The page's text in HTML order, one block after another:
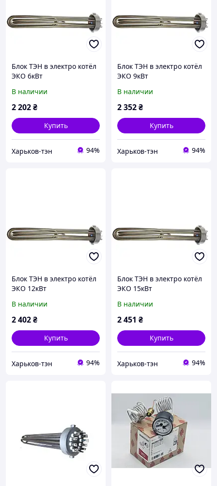
Блок ТЭН в электро котёл
ЭКО 6кВт
В наличии
2 202₴
Купить
Харьков-тэн 94%
Блок ТЭН в электро котёл
ЭКО 9кВт
В наличии
2 352₴
Купить
Харьков-тэн 94%
Блок ТЭН в электро котёл
ЭКО 12кВт
В наличии
2 402₴
Купить
Харьков-тэн 94%
Блок ТЭН в электро котёл
ЭКО 15кВт
В наличии
2 451 ₴
Купить
Харьков-тэн 94%